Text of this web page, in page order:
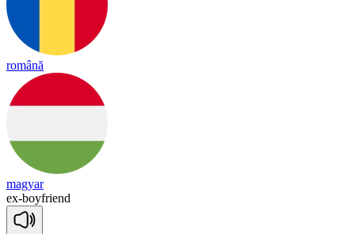
română
magyar
ex-boyfriend